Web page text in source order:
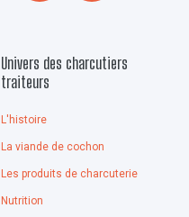
Univers des charcutiers
traiteurs
L'histoire
La viande de cochon
Les produits de charcuterie
Nutrition